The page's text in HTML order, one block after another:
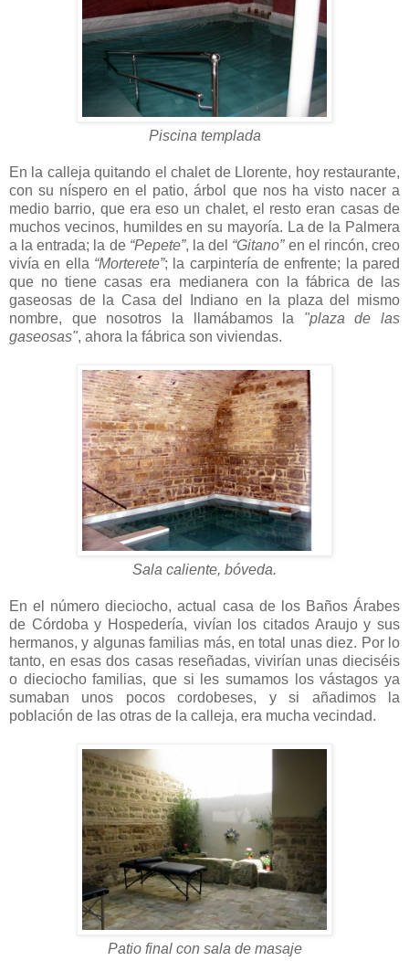
Piscina templada
En la calleja quitando el chalet de Llorente, hoy restaurante,
con su níspero en el patio, árbol que nos ha visto nacer a
medio barrio, que era eso un chalet, el resto eran casas de
muchos vecinos, humildes en su mayoría. La de la Palmera
a la entrada; la de“Pepete”, la del “Gitano”en el rincón, creo
vivía en ella “Morterete”; la carpintería de enfrente; la pared
que no tiene casas era medianera con la fábrica de las
gaseosas de la Casa del Indiano en la plaza del mismo
nombre, que nosotros la llamábamos la "plaza de las
gaseosas", ahora la fábrica son viviendas.
Sala caliente, bóveda.
En el número dieciocho, actual casa de los Baños Árabes
de Córdoba y Hospedería, vivían los citados Araujo y sus
hermanos, y algunas familias más, en total unas diez. Por lo
tanto, en esas dos casas reseñadas, vivirían unas dieciséis
o dieciocho familias, que si les sumamos los vástagos ya
sumaban unos pocos cordobeses, y si añadimos la
población de las otras de la calleja, era mucha vecindad.
Patio final con sala de masaje